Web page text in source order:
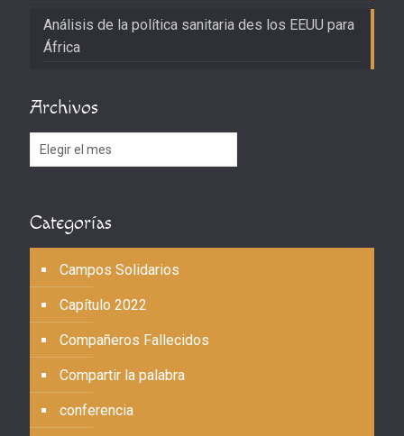
Análisis de la política sanitaria des los EEUU para
África
Archivos
Archivos
Categorías
Campos Solidarios
Capítulo 2022
Compañeros Fallecidos
Compartir la palabra
conferencia